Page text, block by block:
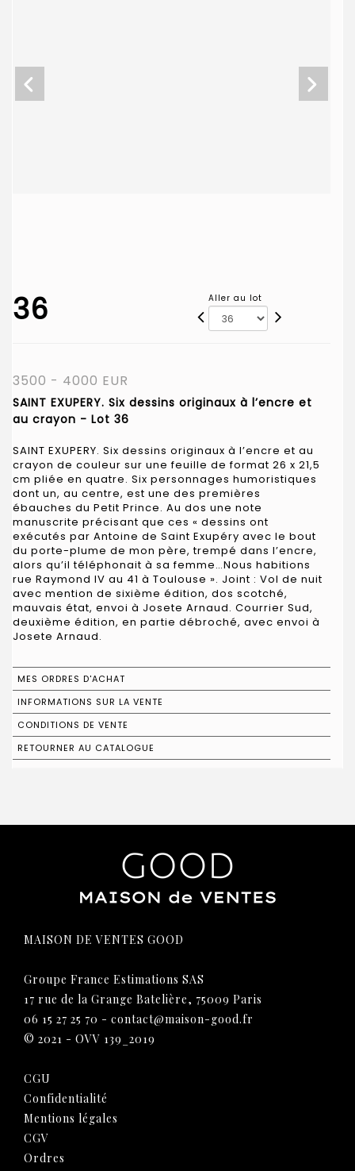
36 Aller au lot
3500 - 4000 EUR
SAINT EXUPERY. Six dessins originaux à l’encre et
au crayon - Lot 36
SAINT EXUPERY. Six dessins originaux à l’encre et au
crayon de couleur sur une feuille de format 26 x 21,5
cm pliée en quatre. Six personnages humoristiques
dont un, au centre, est une des premières
ébauches du Petit Prince. Au dos une note
manuscrite précisant que ces « dessins ont
exécutés par Antoine de Saint Exupéry avec le bout
du porte-plume de mon père, trempé dans l’encre,
alors qu’il téléphonait à sa femme…Nous habitions
rue Raymond IV au 41 à Toulouse ». Joint : Vol de nuit
avec mention de sixième édition, dos scotché,
mauvais état, envoi à Josete Arnaud. Courrier Sud,
deuxième édition, en partie débroché, avec envoi à
Josete Arnaud.
MES ORDRES D'ACHAT
INFORMATIONS SUR LA VENTE
CONDITIONS DE VENTE
RETOURNER AU CATALOGUE
MAISON DE VENTES GOOD
Groupe France Estimations SAS
17 rue de la Grange Batelière, 75009 Paris
06 15 27 25 70 - contact@maison-good.fr
© 2021 - OVV 139_2019
CGU
Confidentialité
Mentions légales
CGV
Ordres